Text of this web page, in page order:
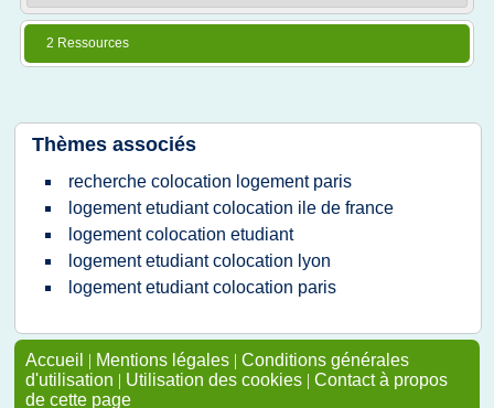
2 Ressources
Thèmes associés
recherche colocation logement paris
logement etudiant colocation ile de france
logement colocation etudiant
logement etudiant colocation lyon
logement etudiant colocation paris
Accueil | Mentions légales | Conditions générales
d'utilisation | Utilisation des cookies | Contact à propos
de cette page